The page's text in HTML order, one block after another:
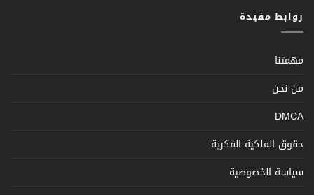
روابط مفيدة
مهمتنا
من نحن
DMCA
حقوق الملكية الفكرية
سياسة الخصوصية